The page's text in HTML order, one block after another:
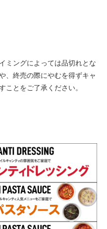
ミングによっては品切れとな
、終売の際にやむを得ずキャ
ことをご了承ください。